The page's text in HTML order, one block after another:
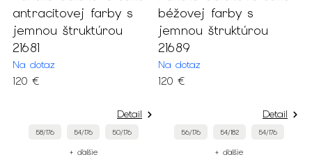
antracitovej farby s
jemnou štruktúrou
21681
Na dotaz
120 €
Detail
58/176 54/176 50/176
+ ďalšie
béžovej farby s
jemnou štruktúrou
21689
Na dotaz
120 €
Detail
56/176 54/182 54/176
+ ďalšie